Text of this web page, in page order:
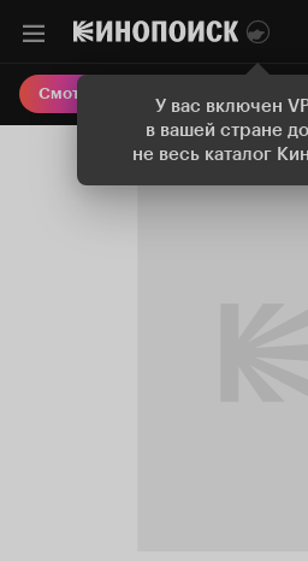
У вас включен
в вашей стране
не весь каталог
Смотреть кино Онлайн-